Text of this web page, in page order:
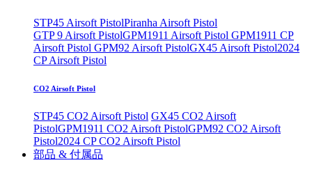
STP45 Airsoft PistolPiranha Airsoft Pistol
GTP 9 Airsoft PistolGPM1911 Airsoft Pistol GPM1911 CP
Airsoft Pistol GPM92 Airsoft PistolGX45 Airsoft Pistol2024
CP Airsoft Pistol
CO2 Airsoft Pistol
STP45 CO2 Airsoft Pistol GX45 CO2 Airsoft
PistolGPM1911 CO2 Airsoft PistolGPM92 CO2 Airsoft
Pistol2024 CP CO2 Airsoft Pistol
部品 & 付属品